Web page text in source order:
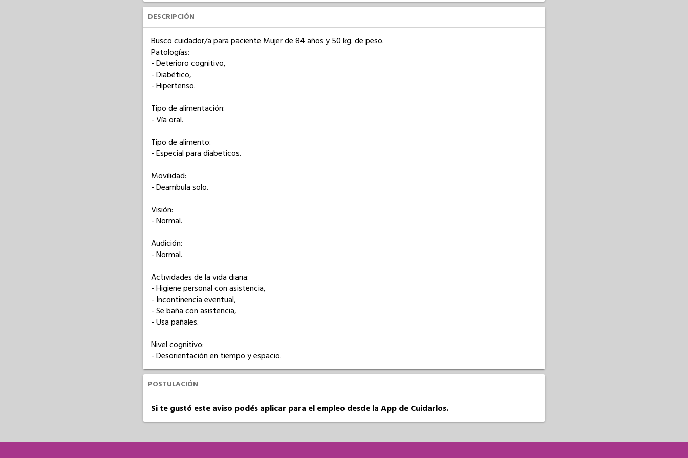
DESCRIPCIÓN
Busco cuidador/a para paciente Mujer de 84 años y 50 kg. de peso.
Patologías:
- Deterioro cognitivo,
- Diabético,
- Hipertenso.
Tipo de alimentación:
- Vía oral.
Tipo de alimento:
- Especial para diabeticos.
Movilidad:
- Deambula solo.
Visión:
- Normal.
Audición:
- Normal.
Actividades de la vida diaria:
- Higiene personal con asistencia,
- Incontinencia eventual,
- Se baña con asistencia,
- Usa pañales.
Nivel cognitivo:
- Desorientación en tiempo y espacio.
POSTULACIÓN
Si te gustó este aviso podés aplicar para el empleo desde la App de Cuidarlos.